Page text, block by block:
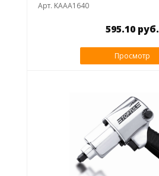
Арт. KAAA1640
595.10 руб.
Просмотр